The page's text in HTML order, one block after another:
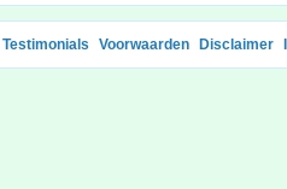
Testimonials Voorwaarden Disclaimer